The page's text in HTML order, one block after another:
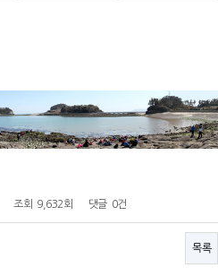
조회 9,632회 댓글 0건
목록